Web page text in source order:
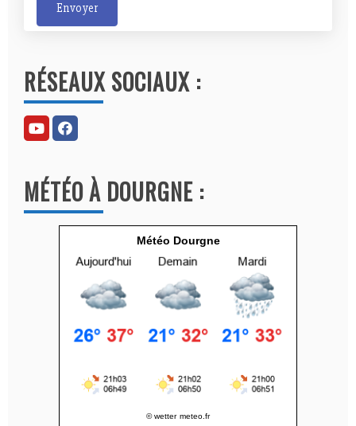
Envoyer
t
e
r
n
t
i
RÉSEAUX SOCIAUX :
MÉTÉO À DOURGNE :
Météo Dourgne
© wetter meteo.fr